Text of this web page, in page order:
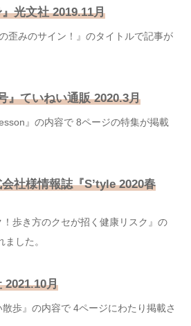
』光文社2019.11月
の歪みのサイン！』のタイトルで記事が
』ていねい通販 2020.3月
』の内容で 8ページの特集が掲載
社様情報誌『S’tyle 2020春
！歩き方のクセが招く健康リスク』の
した。
2021.10月
散歩』の内容で 4ページにわたり掲載さ